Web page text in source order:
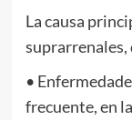
La causa
suprarrenales,
•
frecuente, en